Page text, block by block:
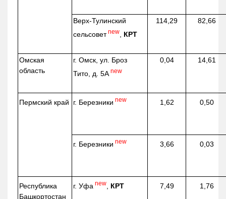
Верх-Тулинский
сельсовет new КРТ
114,29 82,66
Омская
область
г. Омск, ул. Броз
Тито, д. 5А new
0,04 14,61
Пермский край г. Березники new 1,62 0,50
г. Березники new 3,66 0,03
Республика
Башкортостан
г. Уфа new КРТ 7,49 1,76